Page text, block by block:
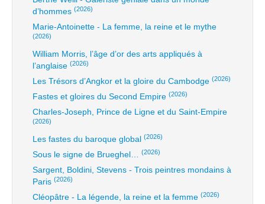
d’hommes (2026)
Marie-Antoinette - La femme, la reine et le mythe
(2026)
William Morris, l’âge d’or des arts appliqués à
l’anglaise (2026)
Les Trésors d’Angkor et la gloire du Cambodge (2026)
Fastes et gloires du Second Empire (2026)
Charles-Joseph, Prince de Ligne et du Saint-Empire
(2026)
Les fastes du baroque global (2026)
Sous le signe de Brueghel… (2026)
Sargent, Boldini, Stevens - Trois peintres mondains à
Paris (2026)
Cléopâtre - La légende, la reine et la femme (2026)